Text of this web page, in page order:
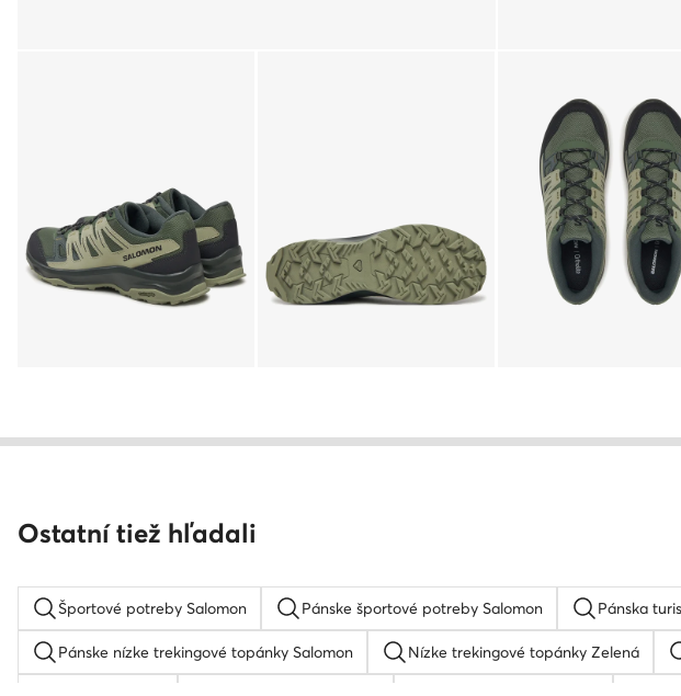
Ostatní tiež hľadali
Športové potreby Salomon Pánske športové potreby Salomon Pánska
Pánske nízke trekingové topánky Salomon Nízke trekingové topánky Zelená